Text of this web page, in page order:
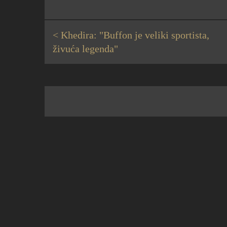
< Khedira: "Buffon je veliki sportista,
živuća legenda"